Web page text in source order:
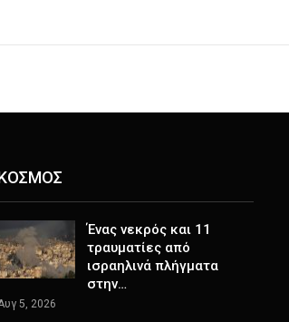
Ένας νεκρός και 11
τραυματίες από
ισραηλινά πλήγματα
στην…
5, 2026